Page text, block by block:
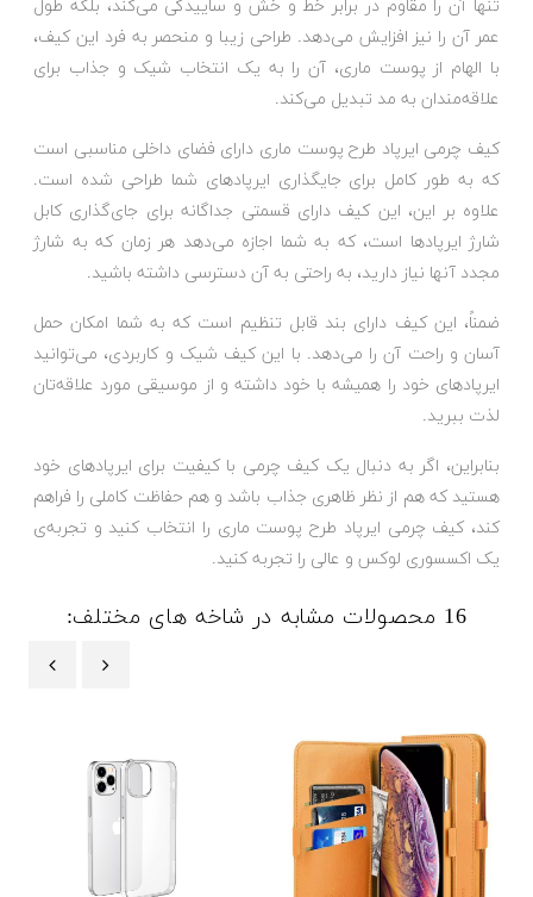
تنها آن را مقاوم در برابر خط و خش و ساییدگی می‌کند، بلکه طول
عمر آن را نیز افزایش می‌دهد. طراحی زیبا و منحصر به فرد این کیف،
با الهام از پوست ماری، آن را به یک انتخاب شیک و جذاب برای
علاقه‌مندان به مد تبدیل می‌کند.
کیف چرمی ایرپاد طرح پوست ماری دارای فضای داخلی مناسبی است
که به طور کامل برای جایگذاری ایرپادهای شما طراحی شده است.
علاوه بر این، این کیف دارای قسمتی جداگانه برای جای‌گذاری کابل
شارژ ایرپادها است، که به شما اجازه می‌دهد هر زمان که به شارژ
مجدد آنها نیاز دارید، به راحتی به آن دسترسی داشته باشید.
ضمناً، این کیف دارای بند قابل تنظیم است که به شما امکان حمل
آسان و راحت آن را می‌دهد. با این کیف شیک و کاربردی، می‌توانید
ایرپادهای خود را همیشه با خود داشته و از موسیقی مورد علاقه‌تان
لذت ببرید.
بنابراین، اگر به دنبال یک کیف چرمی با کیفیت برای ایرپادهای خود
هستید که هم از نظر ظاهری جذاب باشد و هم حفاظت کاملی را فراهم
کند، کیف چرمی ایرپاد طرح پوست ماری را انتخاب کنید و تجربه‌ی
یک اکسسوری لوکس و عالی را تجربه کنید.
16 محصولات مشابه در شاخه های مختلف: